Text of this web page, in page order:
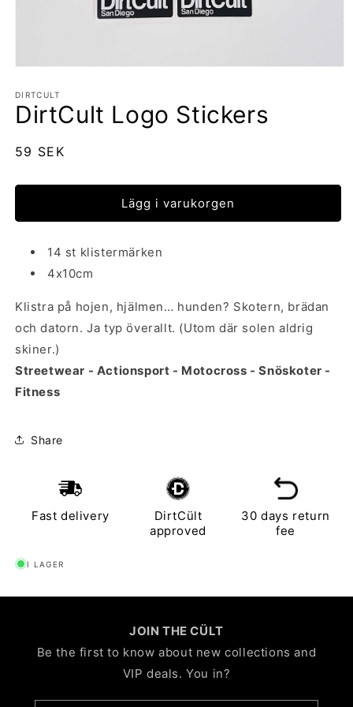
1
i
modalfönster
DIRTCULT
DirtCult Logo Stickers
Ordinarie
59 SEK
Lägg i varukorgen
14 st klistermärken
4x10cm
Klistra på hojen, hjälmen… hunden? Skotern, brädan
och datorn. Ja typ överallt. (Utom där solen aldrig
skiner.)
Streetwear - Actionsport - Motocross - Snöskoter -
Fitness
Share
Fast delivery
DirtCült
approved
30 days return
fee
I LAGER
JOIN THE CÜLT
Be the first to know about new collections and
VIP deals. You in?